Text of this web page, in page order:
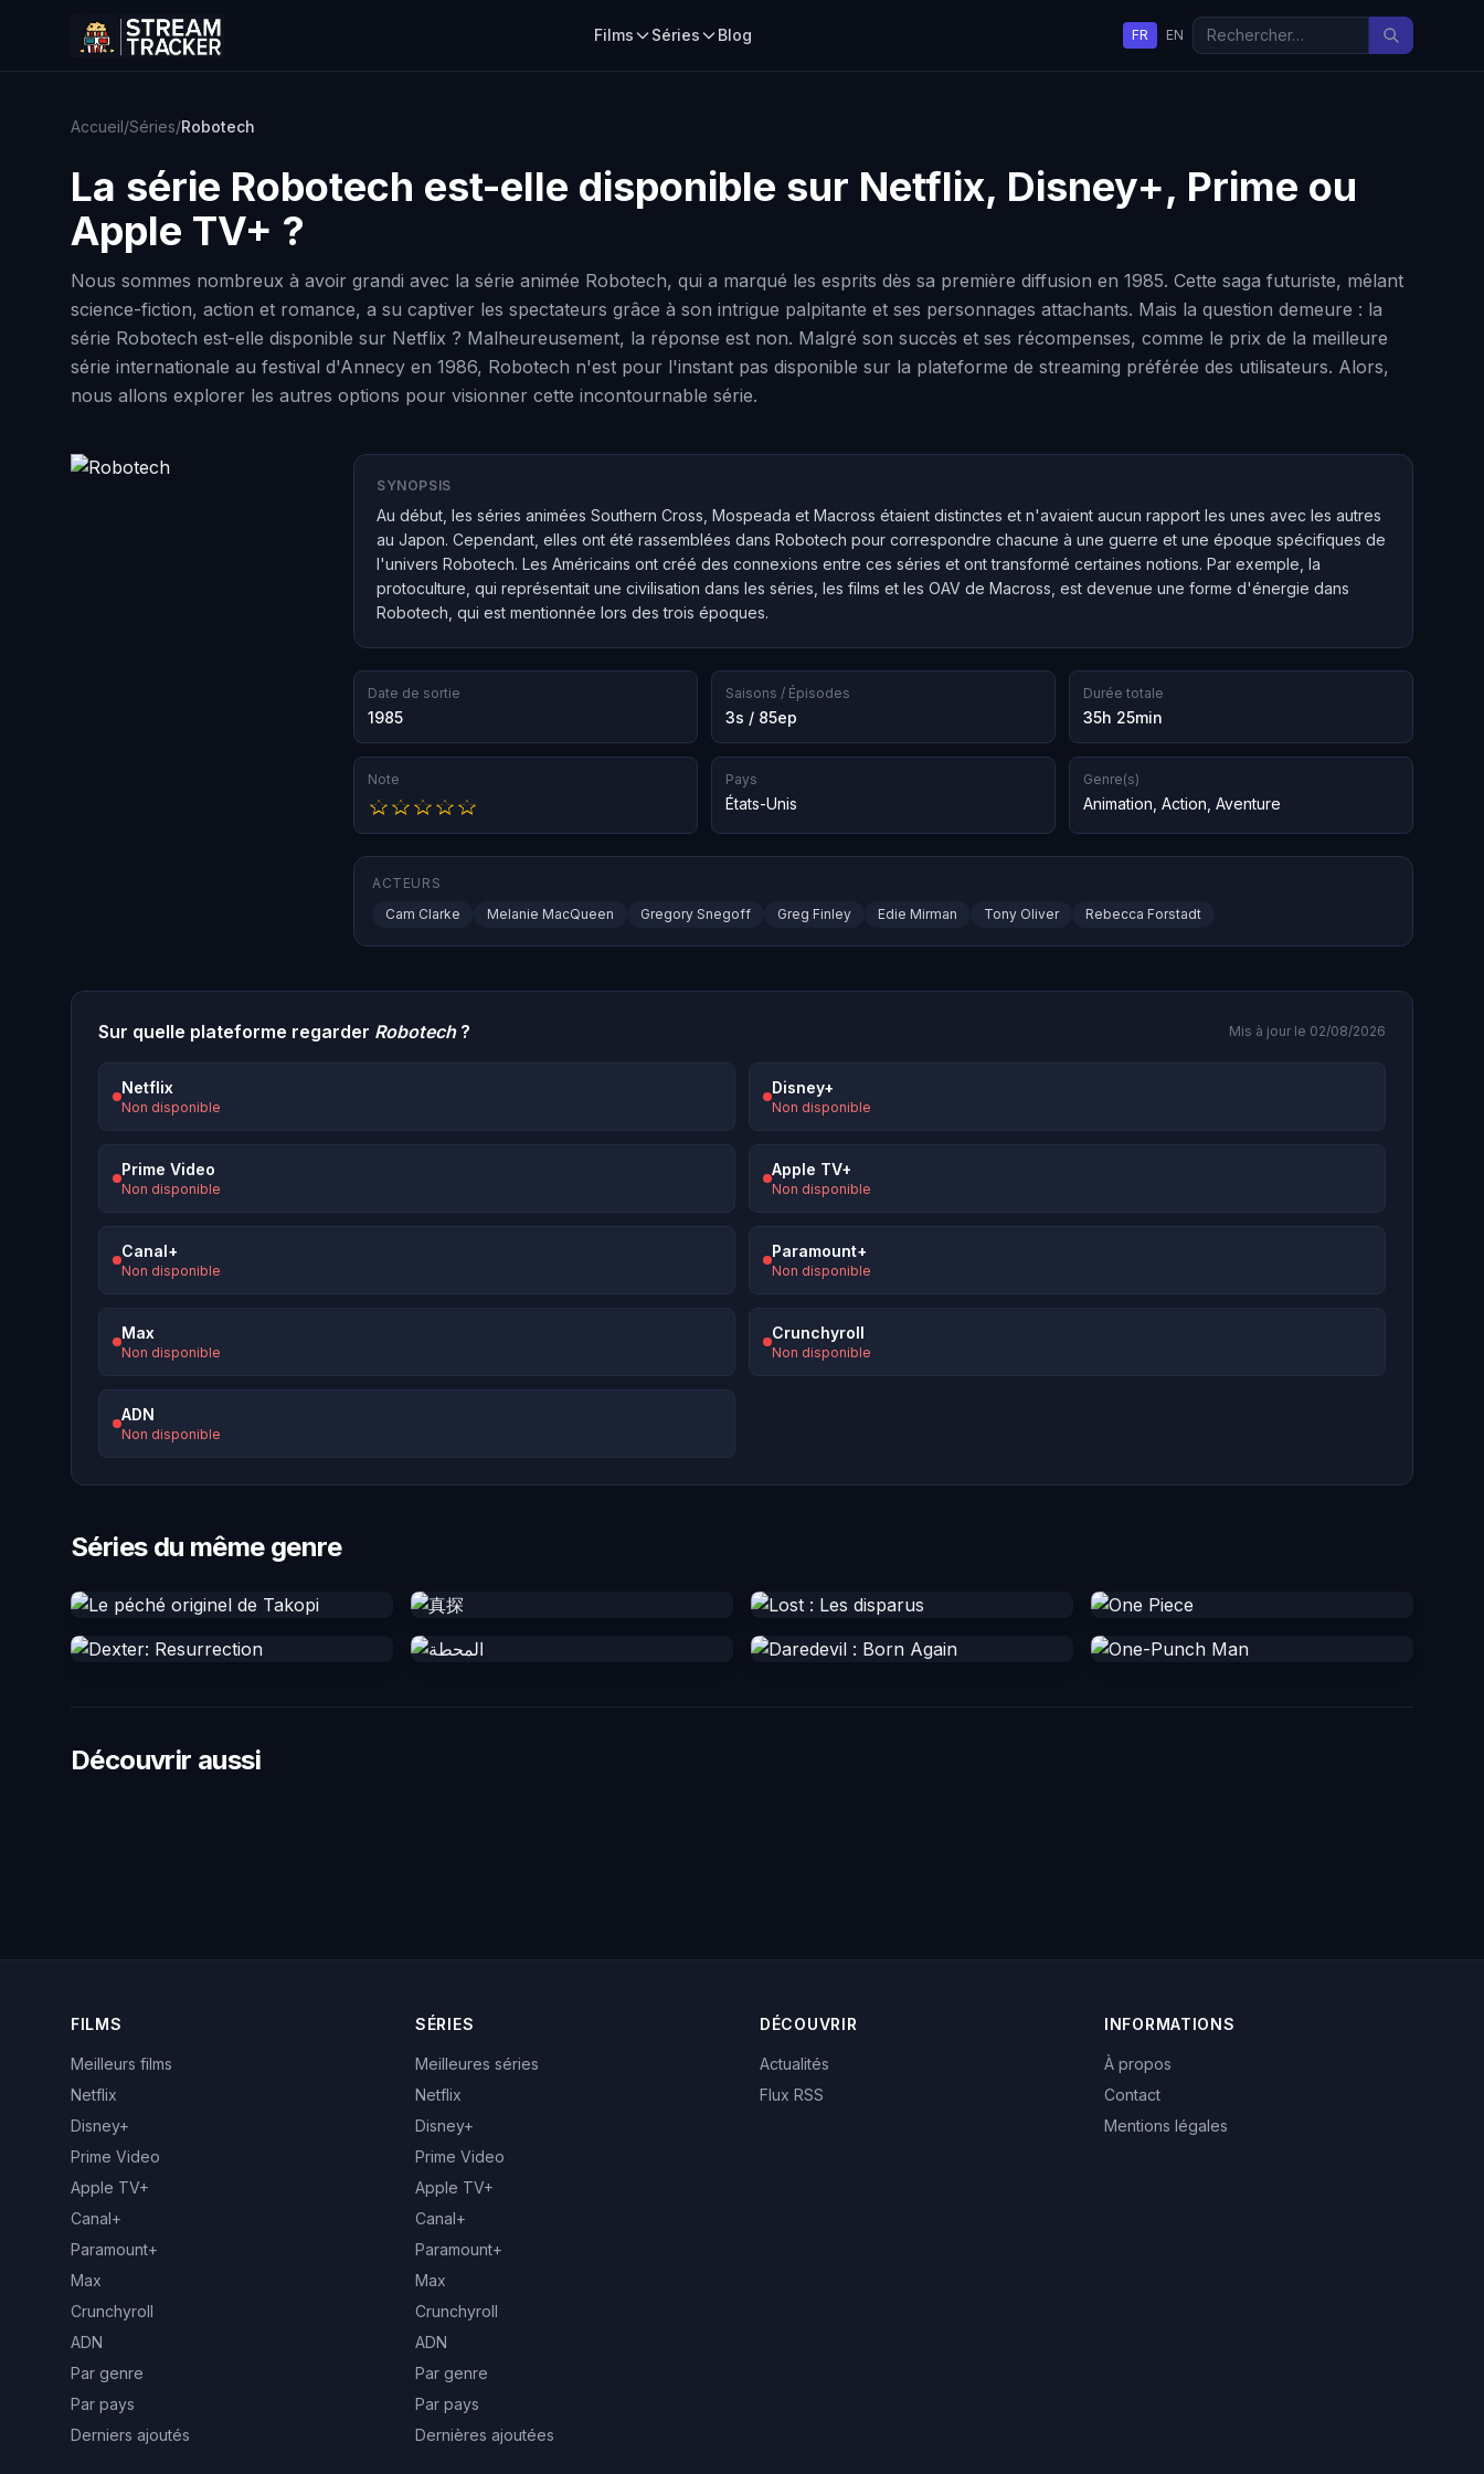
Films Séries Blog FR EN
Accueil/Séries/Robotech
La série Robotech est-elle disponible sur Netflix, Disney+, Prime ou
Apple TV+ ?
Nous sommes nombreux à avoir grandi avec la série animée Robotech, qui a marqué les esprits dès sa première diffusion en 1985. Cette saga futuriste, mêlant
science-fiction, action et romance, a su captiver les spectateurs grâce à son intrigue palpitante et ses personnages attachants. Mais la question demeure : la
série Robotech est-elle disponible sur Netflix ? Malheureusement, la réponse est non. Malgré son succès et ses récompenses, comme le prix de la meilleure
série internationale au festival d'Annecy en 1986, Robotech n'est pour l'instant pas disponible sur la plateforme de streaming préférée des utilisateurs. Alors,
nous allons explorer les autres options pour visionner cette incontournable série.
SYNOPSIS
Au début, les séries animées Southern Cross, Mospeada et Macross étaient distinctes et n'avaient aucun rapport les unes avec les autres
au Japon. Cependant, elles ont été rassemblées dans Robotech pour correspondre chacune à une guerre et une époque spécifiques de
l'univers Robotech. Les Américains ont créé des connexions entre ces séries et ont transformé certaines notions. Par exemple, la
protoculture, qui représentait une civilisation dans les séries, les films et les OAV de Macross, est devenue une forme d'énergie dans
Robotech, qui est mentionnée lors des trois époques.
Date de sortie
1985
Saisons / Épisodes
3s / 85ep
Durée totale
35h 25min
Note Pays
États-Unis
Genre(s)
Animation Action Aventure
ACTEURS
Cam Clarke
Melanie MacQueen Gregory Snegoff Greg Finley Edie Mirman Tony Oliver Rebecca Forstadt
Sur quelle plateforme regarder Robotech? Mis à jour le 02/08/2026
Netflix
Non disponible
Disney+
Non disponible
Prime Video
Non disponible
Apple TV+
Non disponible
Canal+
Non disponible
Paramount+
Non disponible
Max
Non disponible
Crunchyroll
Non disponible
ADN
Non disponible
Séries du même genre
Découvrir aussi
FILMS
Meilleurs films
Netflix
Disney+
Prime Video
Apple TV+
Canal+
Paramount+
Max
Crunchyroll
ADN
Par genre
Par pays
Derniers ajoutés
SÉRIES
Meilleures séries
Netflix
Disney+
Prime Video
Apple TV+
Canal+
Paramount+
Max
Crunchyroll
ADN
Par genre
Par pays
Dernières ajoutées
DÉCOUVRIR
Actualités
Flux RSS
INFORMATIONS
À propos
Contact
Mentions légales